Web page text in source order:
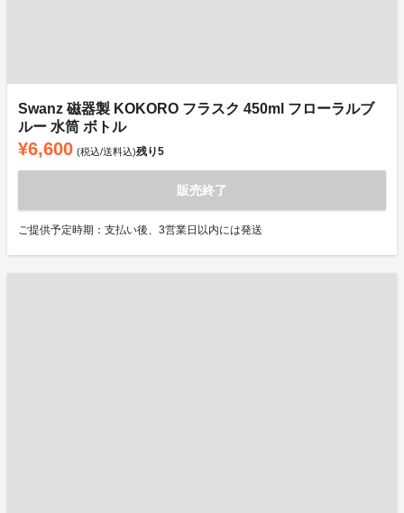
Swanz 磁器製 KOKORO フラスク 450ml フローラルブ
ルー 水筒 ボトル
¥6,600 (税込/送料込)残り5
販売終了
ご提供予定時期：支払い後、3営業日以内には発送